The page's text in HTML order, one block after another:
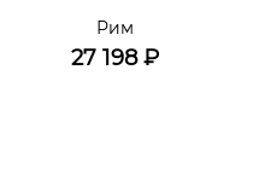
Рим
27 198₽